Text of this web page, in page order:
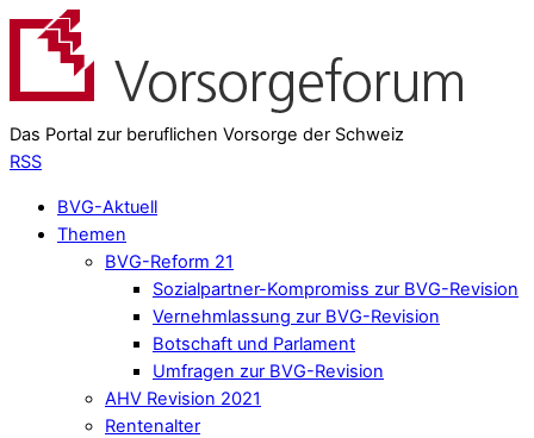
Das Portal zur beruflichen Vorsorge der Schweiz
RSS
BVG-Aktuell
Themen
BVG-Reform 21
Sozialpartner-Kompromiss zur BVG-Revision
Vernehmlassung zur BVG-Revision
Botschaft und Parlament
Umfragen zur BVG-Revision
AHV Revision 2021
Rentenalter